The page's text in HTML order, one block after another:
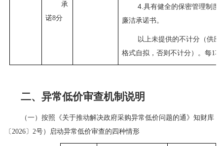
承
诺8分
4.具有健全的保密管理制
廉洁承诺书。
以上未提供的不计分（供
格式自拟，否则不计分）。每1
二、异常低价审查机制说明
（一）按照《关于推动解决政府采购异常低价问题的通》知财库
〔 2026〕2号）启动异常低价审查的四种情形